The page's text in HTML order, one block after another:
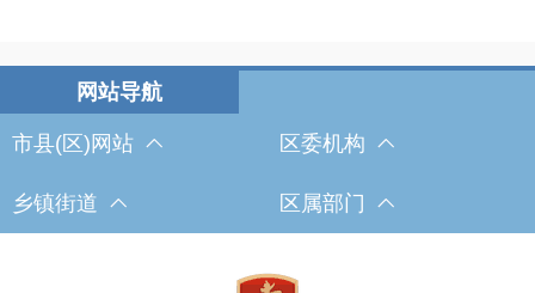
市县(区)网站 区委机构
乡镇街道 区属部门